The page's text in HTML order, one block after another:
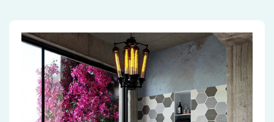
Baden
Radiatoren
Accessoires
Installatiemateriaal